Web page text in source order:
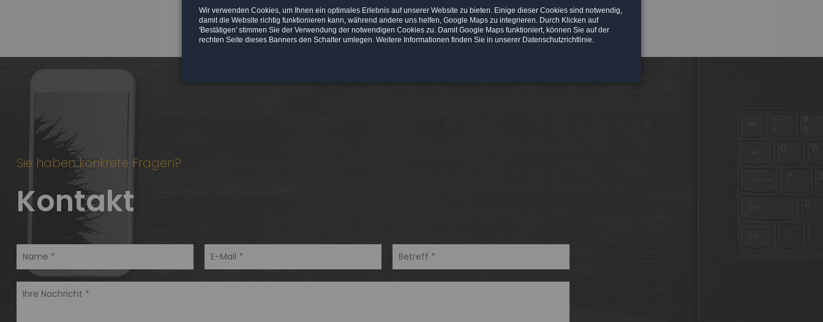
Sie haben konkrete Fragen?
Kontakt
Wir verwenden Cookies, um Ihnen ein optimales Erlebnis auf unserer Website zu bieten. Einige dieser Cookies sind notwendig,
damit die Website richtig funktionieren kann, während andere uns helfen, Google Maps zu integrieren. Durch Klicken auf
'Bestätigen' stimmen Sie der Verwendung der notwendigen Cookies zu. Damit Google Maps funktioniert, können Sie auf der
rechten Seite dieses Banners den Schalter umlegen. Weitere Informationen finden Sie in unserer Datenschutzrichtlinie.